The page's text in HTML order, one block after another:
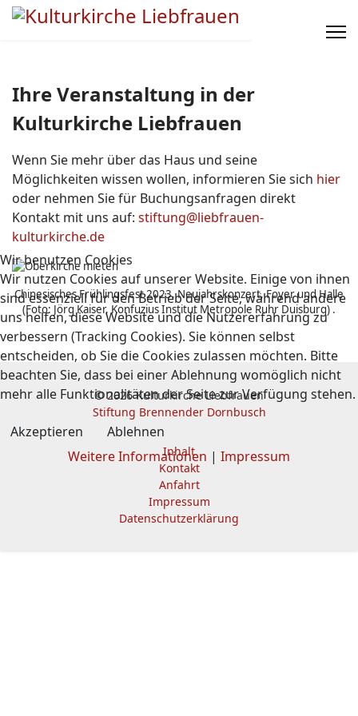
Ihre Veranstaltung in der
Kulturkirche Liebfrauen
Wenn Sie mehr über das Haus und seine
Möglichkeiten wissen wollen, informieren Sie sich hier
oder nehmen Sie für Buchungsanfragen direkt
Kontakt mit uns auf: stiftung@liebfrauen-
kulturkirche.de
Chinesisches Frühlingsfest 2023, Neujahrskonzert, Foyer und Halle
(Foto: Jörg Kaiser, Konfuzius Institut Metropole Ruhr Duisburg) .
© 2026 Kulturkirche Liebfrauen
Stiftung Brennender Dornbusch
Inhalt
Kontakt
Anfahrt
Impressum
Datenschutzerklärung
Wir benutzen Cookies
Wir nutzen Cookies auf unserer Website. Einige von ihnen
sind essenziell für den Betrieb der Seite, während andere
uns helfen, diese Website und die Nutzererfahrung zu
verbessern (Tracking Cookies). Sie können selbst
entscheiden, ob Sie die Cookies zulassen möchten. Bitte
beachten Sie, dass bei einer Ablehnung womöglich nicht
mehr alle Funktionalitäten der Seite zur Verfügung stehen.
Akzeptieren
Ablehnen
Weitere Informationen | Impressum